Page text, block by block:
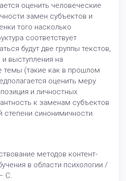
оценить человеческие
замен субъектов и
того насколько
соответствует
будут две группы текстов,
выступления на
темы (такие как в прошлом
оценить меру
и личностных
к заменам субъектов
степени синонимичности.
методов контент-
в области психологии /
С.